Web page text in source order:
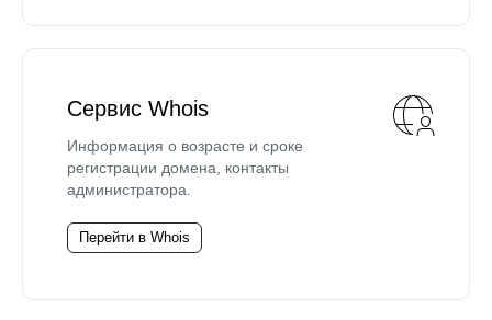
Сервис Whois
Информация о возрасте и сроке
регистрации домена, контакты
администратора.
Перейти в Whois